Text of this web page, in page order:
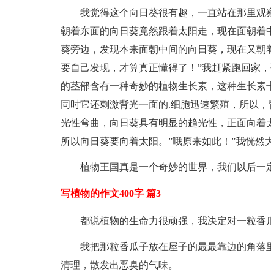
我觉得这个向日葵很有趣，一直站在那里
朝着东面的向日葵竟然跟着太阳走，现在面朝
葵旁边，发现本来面朝中间的向日葵，现在又
要自己发现，才算真正懂得了！”我赶紧跑回家
的茎部含有一种奇妙的植物生长素，这种生长
同时它还刺激背光一面的.细胞迅速繁殖，所以
光性弯曲，向日葵具有明显的趋光性，正面向着
所以向日葵要向着太阳。”哦原来如此！”我恍然
植物王国真是一个奇妙的世界，我们以后一
写植物的作文400字 篇3
都说植物的生命力很顽强，我决定对一粒香
我把那粒香瓜子放在屋子的最最靠边的角
清理，散发出恶臭的气味。